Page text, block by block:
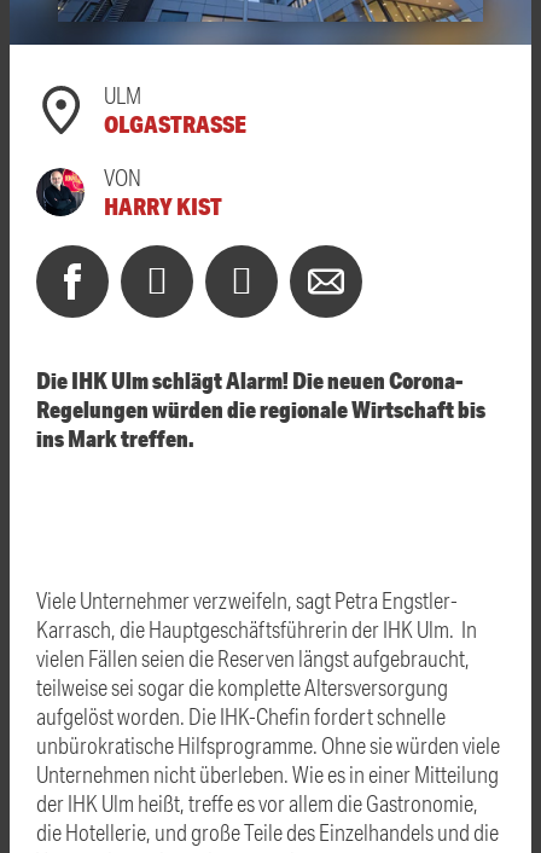
ULM
OLGASTRASSE
VON
HARRY KIST
Die IHK Ulm schlägt Alarm! Die neuen Corona-
Regelungen würden die regionale Wirtschaft bis
ins Mark treffen.
Viele Unternehmer verzweifeln, sagt Petra Engstler-
Karrasch, die Hauptgeschäftsführerin der IHK Ulm. In
vielen Fällen seien die Reserven längst aufgebraucht,
teilweise sei sogar die komplette Altersversorgung
aufgelöst worden. Die IHK-Chefin fordert schnelle
unbürokratische Hilfsprogramme. Ohne sie würden viele
Unternehmen nicht überleben. Wie es in einer Mitteilung
der IHK Ulm heißt, treffe es vor allem die Gastronomie,
die Hotellerie, und große Teile des Einzelhandels und die